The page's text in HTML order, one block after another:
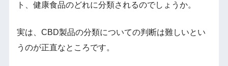
ト、健康食品のどれに分類されるのでしょうか。
実は、CBD製品の分類についての判断は難しいとい
うのが正直なところです。